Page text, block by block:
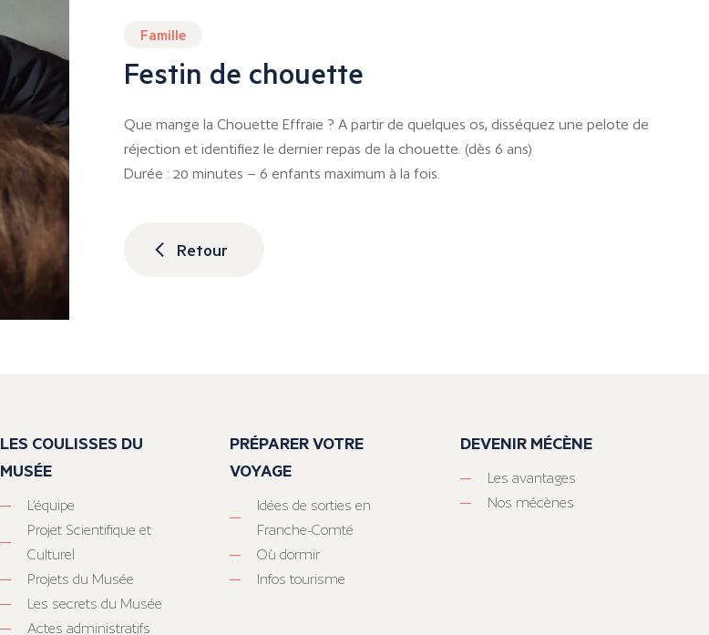
Famille
Festin de chouette
Que mange la Chouette Effraie ? A partir de quelques os, disséquez une pelote de
réjection et identifiez le dernier repas de la chouette. (dès 6 ans)
Durée : 20 minutes – 6 enfants maximum à la fois.
Retour
LES COULISSES DU
MUSÉE
L’équipe
Projet Scientifique et
Culturel
Projets du Musée
Les secrets du Musée
Actes administratifs
PRÉPARER VOTRE
VOYAGE
Idées de sorties en
Franche-Comté
Où dormir
Infos tourisme
DEVENIR MÉCÈNE
Les avantages
Nos mécènes